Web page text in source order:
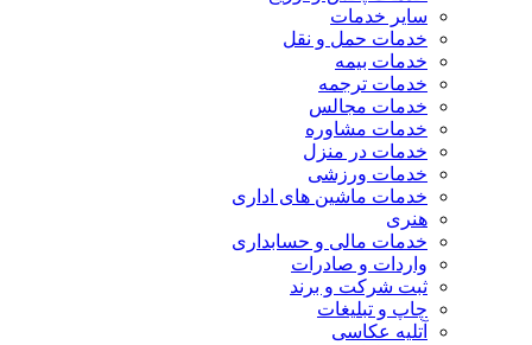
سایر خدمات
خدمات حمل و نقل
خدمات بیمه
خدمات ترجمه
خدمات مجالس
خدمات مشاوره
خدمات در منزل
خدمات ورزشی
خدمات ماشین های اداری
هنری
خدمات مالی و حسابداری
واردات و صادرات
ثبت شرکت و برند
چاپ و تبلیغات
آتلیه عکاسی